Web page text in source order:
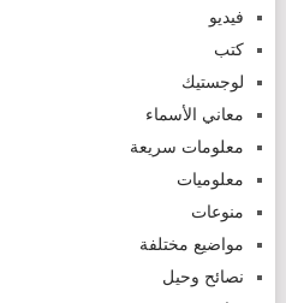
فيديو
كتب
لوجستيك
معاني الأسماء
معلومات سريعة
معلوميات
منوعات
مواضيع مختلفة
نصائح وحيل